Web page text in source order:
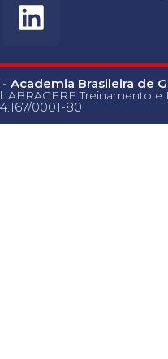
- Academia Brasileira de
ABRAGERE Treinamento
0001-80